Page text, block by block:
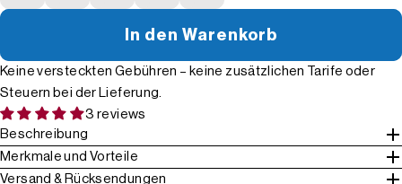
In den Warenkorb
Keine versteckten Gebühren – keine zusätzlichen Tarife oder
Steuern bei der Lieferung.
3 reviews
Beschreibung
Merkmale und Vorteile
Versand & Rücksendungen